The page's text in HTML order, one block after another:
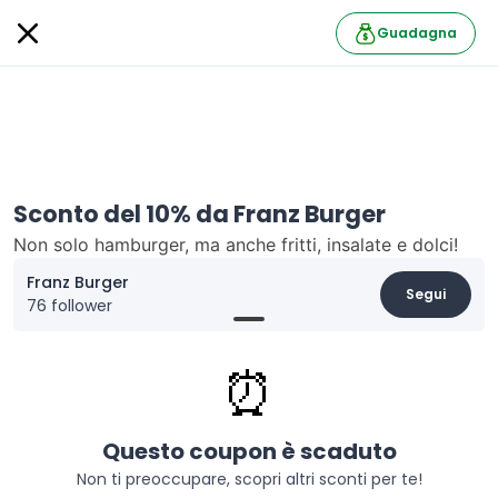
Guadagna
Sconto del 10% da Franz Burger
Non solo hamburger, ma anche fritti, insalate e dolci!
Franz Burger
76 follower
Segui
10% discount on the entire menu at Franz Burger. Upon
presentation of Ied ID or equivalent, a 10% discount on
⏰
Questo coupon è scaduto
Non ti preoccupare, scopri altri sconti per te!